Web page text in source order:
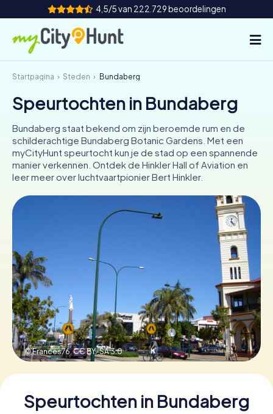
4,5/5 van 222.729 beoordelingen
Hoe het werkt
Steden
Tours
Teamevenement
Tickets
AT
DE
FR
IE
IT
NL
Boek tickets
Koop cadeaubonnen
Startpagina Steden Bundaberg
Speurtochten in Bundaberg
Bundaberg staat bekend om zijn beroemde rum en de
schilderachtige Bundaberg Botanic Gardens. Met een
myCityHunt speurtocht kun je de stad op een spannende
manier verkennen. Ontdek de Hinkler Hall of Aviation en
leer meer over luchtvaartpionier Bert Hinkler.
© Frances76,CC BY-SA 3.0
Speurtochten in Bundaberg